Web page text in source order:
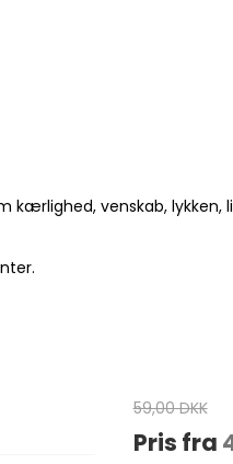
venskab, lykken,
59,00 DKK
Pris fra